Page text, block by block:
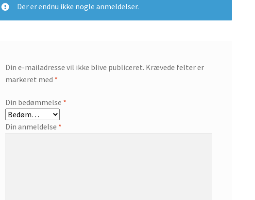
Der er endnu ikke nogle anmeldelser.
Din e-mailadresse vil ikke blive publiceret. Krævede felter er
markeret med *
Din bedømmelse *
Din anmeldelse *